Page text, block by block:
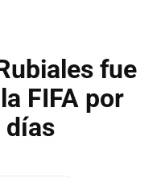
fue
FIFA por
días